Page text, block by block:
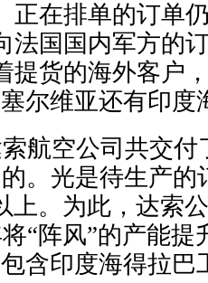
正在排单的订单
法国国内军方的
提货的海外客户
尔维亚还有印度
航空公司共交付
。光是待生产的
上。为此，达索
“阵风”的产能提
含印度海得拉巴